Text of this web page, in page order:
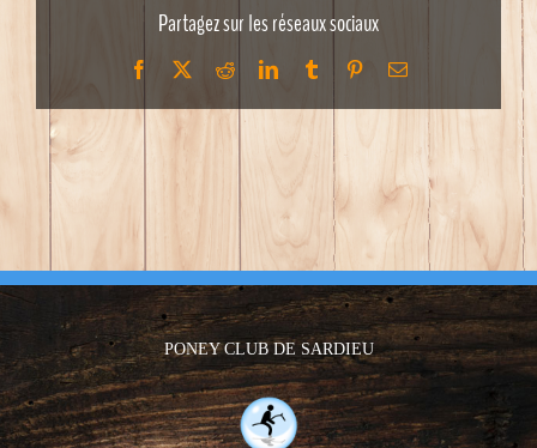
Partagez sur les réseaux sociaux
Facebook RedditLinkedInTumblr PinterestEmail
PONEY CLUB DE SARDIEU